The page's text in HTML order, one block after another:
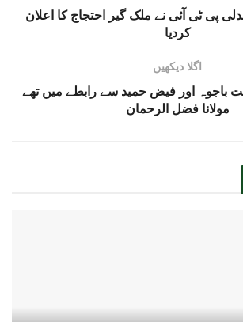
پی ٹی آئی نے ملک گیر احتجاج کا اعلان
کردیا
اگلا دیکھیں
باجوہ اور فیض حمید سے رابطے میں تھے
مولانا فضل الرحمان